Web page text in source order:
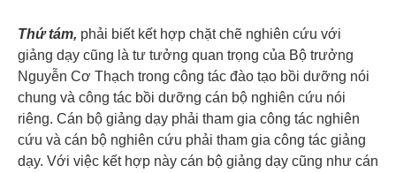
Thứ tám, phải biết kết hợp chặt chẽ nghiên cứu với
giảng dạy cũng là tư tưởng quan trọng của Bộ trưởng
Nguyễn Cơ Thạch trong công tác đào tạo bồi dưỡng nói
chung và công tác bồi dưỡng cán bộ nghiên cứu nói
riêng. Cán bộ giảng dạy phải tham gia công tác nghiên
cứu và cán bộ nghiên cứu phải tham gia công tác giảng
dạy. Với việc kết hợp này cán bộ giảng dạy cũng như cán